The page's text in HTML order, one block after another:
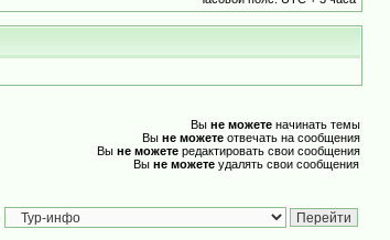
Вы не можете начинать темы
Вы не можете отвечать на сообщения
Вы не можете редактировать свои сообщения
Вы не можете удалять свои сообщения